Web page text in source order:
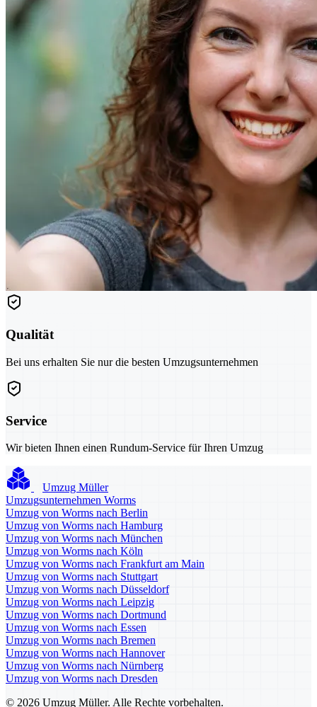
Qualität
Bei uns erhalten Sie nur die besten Umzugsunternehmen
Service
Wir bieten Ihnen einen Rundum-Service für Ihren Umzug
Umzug Müller
Umzugsunternehmen Worms
Umzug von Worms nach Berlin
Umzug von Worms nach Hamburg
Umzug von Worms nach München
Umzug von Worms nach Köln
Umzug von Worms nach Frankfurt am Main
Umzug von Worms nach Stuttgart
Umzug von Worms nach Düsseldorf
Umzug von Worms nach Leipzig
Umzug von Worms nach Dortmund
Umzug von Worms nach Essen
Umzug von Worms nach Bremen
Umzug von Worms nach Hannover
Umzug von Worms nach Nürnberg
Umzug von Worms nach Dresden
© 2026 Umzug Müller. Alle Rechte vorbehalten.